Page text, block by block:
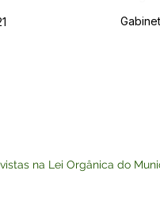
na Lei Orgânica do